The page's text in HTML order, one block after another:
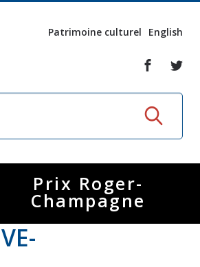
Patrimoine culturel English
Prix Roger-
Champagne